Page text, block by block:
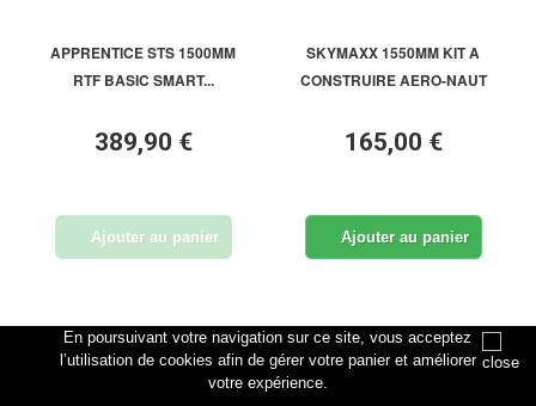
En poursuivant votre navigation sur ce site, vous acceptez
l’utilisation de cookies afin de gérer votre panier et améliorer
votre expérience.
APPRENTICE STS 1500MM
RTF BASIC SMART...
389,90 €
Ajouter au panier
SKYMAXX 1550MM KIT A
CONSTRUIRE AERO-NAUT
165,00 €
Ajouter au panier
Disponible Disponible